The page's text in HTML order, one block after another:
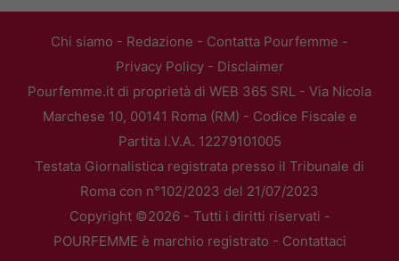
Chi siamo - Redazione - Contatta Pourfemme -
Privacy Policy- Disclaimer
Pourfemme.it di proprietà di WEB 365 SRL - Via Nicola
Marchese 10, 00141 Roma (RM) - Codice Fiscale e
Partita I.V.A. 12279101005
Testata Giornalistica registrata presso il Tribunale di
Roma con n°102/2023 del 21/07/2023
Copyright ©2026 - Tutti i diritti riservati -
POURFEMME è marchio registrato - Contattaci